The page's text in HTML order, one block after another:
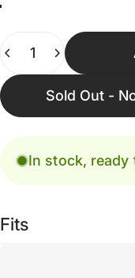
Sold Out -
In stock, ready
Fits